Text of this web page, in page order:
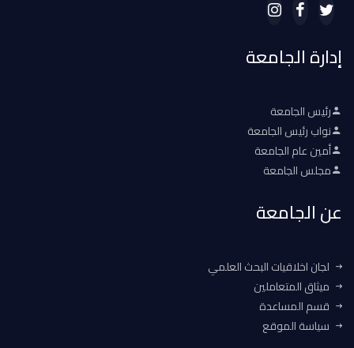
إدارة الجامعة
رئيس الجامعة
نواب رئيس الجامعة
أمين عام الجامعة
مجلس الجامعة
عن الجامعة
لجان اخلاقيات البحث العلمي
ميثاق المتعاملين
قسم المساعدة
سياسة الموقع